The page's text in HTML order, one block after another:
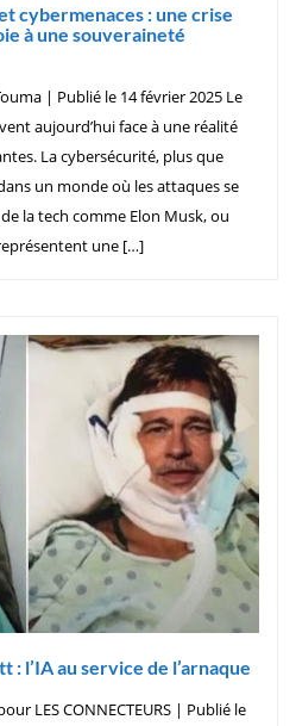
cybermenaces : une crise
à une souveraineté
| Publié le 14 février 2025 Le
aujourd’hui face à une réalité
La cybersécurité, plus que
un monde où les attaques se
la tech comme Elon Musk, ou
une […]
: l’IA au service de l’arnaque
LES CONNECTEURS | Publié le